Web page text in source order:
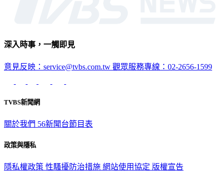
深入時事，一觸即見
意見反映：service@tvbs.com.tw 觀眾服務專線：02-2656-1599
TVBS新聞網
關於我們 56新聞台節目表
政策與隱私
隱私權政策 性騷擾防治措施 網站使用協定 版權宣告